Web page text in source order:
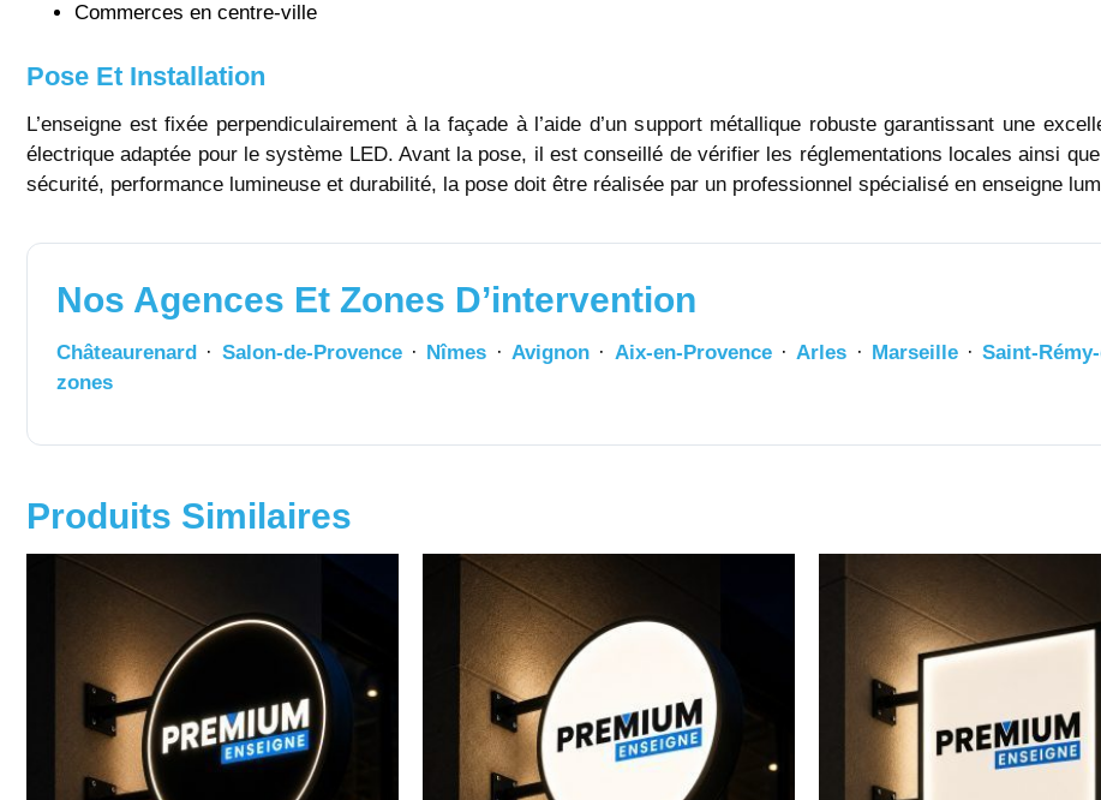
Commerces en centre-ville
Pose Et Installation
L’enseigne est fixée perpendiculairement à la façade à l’aide d’un support métallique robuste garantissant une
électrique adaptée pour le système LED. Avant la pose, il est conseillé de vérifier les réglementations locales ainsi
sécurité, performance lumineuse et durabilité, la pose doit être réalisée par un professionnel spécialisé en enseigne
Nos Agences Et Zones D’intervention
Châteaurenard · Salon-de-Provence· Nîmes · Avignon· Aix-en-Provence·Arles · Marseille·Saint-
zones
Produits Similaires